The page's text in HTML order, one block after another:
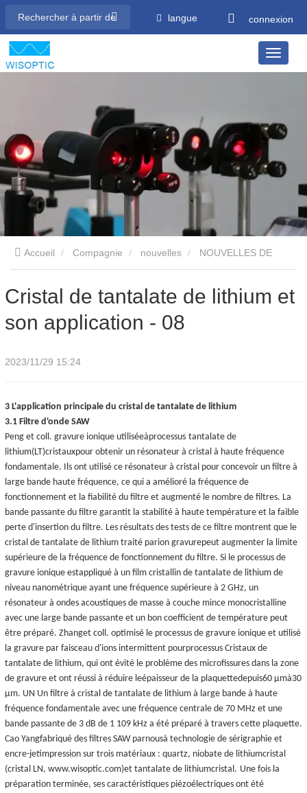
langue connexion
Accueil Compagnie nouvelles NOUVELLES DE
application - 08
Cristal de tantalate de lithium et
son application - 08
2023/11/29 15:24
3 L'application principale du cristal de tantalate de lithium
3.1 Filtre d'onde SAW
Peng et coll. gravure ionique utiliséeàprocessus tantalate de
lithium(LT)cristauxpour obtenir un résonateur à cristal à haute fréquence
fondamentale. Ils ont utilisé ce résonateur à cristal pour concevoir un filtre à
large bande haute fréquence, ce qui a amélioré la fréquence de
fonctionnement et la fiabilité du filtre et augmenté le nombre de filtres. La
bande passante du filtre garantit la stabilité à haute température et la faible
perte d'insertion du filtre. Les résultats des tests de ce filtre montrent que le
cristal de tantalate de lithium traité parion gravurepeut augmenter la limite
supérieure de la fréquence de fonctionnement du filtre. Si le processus de
gravure ionique estappliqué à un film cristallin de tantalate de lithium de
niveau nanométrique ayant une fréquence supérieure à 2 GHz, un
résonateur à ondes acoustiques de masse à couche mince monocristalline
avec une large bande passante et un bon coefficient de température peut
être préparé. Zhanget coll. optimisé le processus de gravure ionique et utilisé
la gravure par faisceau d'ions intermittent pourprocessus Cristaux de
tantalate de lithium, qui ont évité le problème des microfissures dans la zone
de gravure et ont réussi à réduire leépaisseur de la plaquettedepuis60 μmà30
μm. UN Un filtre à cristal de tantalate de lithium à large bande à haute
fréquence fondamentale avec une fréquence centrale de 70 MHz et une
bande passante de 3 dB de 1 109 kHz a été préparé à travers cette plaquette.
Cao Yangfabriqué des filtres SAW parnousà technologie de sérigraphie et
encre-jetimpression sur trois matériaux : quartz, niobate de lithiumcristal
(cristal LN, www.wisoptic.com)et tantalate de lithiumcristal . Une fois la
préparation terminée, ses caractéristiques piézoélectriques ont été